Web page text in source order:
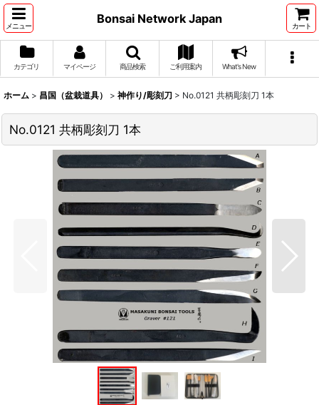
メニュー
Bonsai Network Japan
カート
カテゴリ マイページ 商品検索 ご利用案内 What's New
ホーム > 昌国（盆栽道具） > 神作り/彫刻刀 > No.0121 共柄彫刻刀 1本
No.0121 共柄彫刻刀 1本